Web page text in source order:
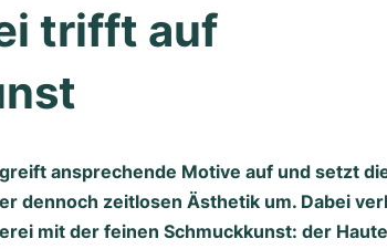
trifft auf
ansprechende Motive auf und setzt
dennoch zeitlosen Ästhetik um. Dabei
mit der feinen Schmuckkunst: der